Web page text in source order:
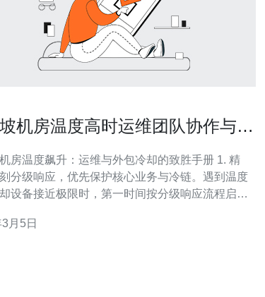
机房温度高时运维团队协作与外
房温度飙升：运维与外包冷却的致胜手册 1. 精
分级响应，优先保护核心业务与冷链。遇到温度
设备接近极限时，第一时间按分级响应流程启动
异地机房。 2. 精华：混合模式才是王道
月5日